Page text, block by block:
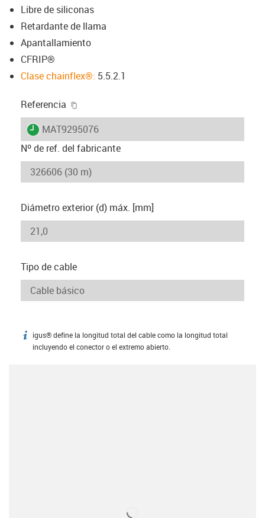
Libre de siliconas
Retardante de llama
Apantallamiento
CFRIP®
Clase chainflex®: 5.5.2.1
Referencia
igus-icon-lieferzeit
MAT9295076
Nº de ref. del fabricante
Diámetro exterior (d) máx. [mm]
Tipo de cable
igus-icon-info
igus® define la longitud total del cable como la longitud total
incluyendo el conector o el extremo abierto.